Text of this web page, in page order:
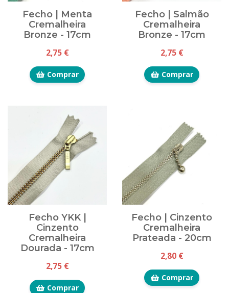
Fecho | Menta
Cremalheira
Bronze - 17cm
2,75 €
Comprar
Fecho | Salmão
Cremalheira
Bronze - 17cm
2,75 €
Comprar
Fecho YKK |
Cinzento
Cremalheira
Dourada - 17cm
2,75 €
Comprar
Fecho | Cinzento
Cremalheira
Prateada - 20cm
2,80 €
Comprar